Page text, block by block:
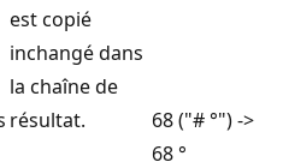
est copié
inchangé dans
la chaîne de
résultat.
68 ("# °") ->
68 °